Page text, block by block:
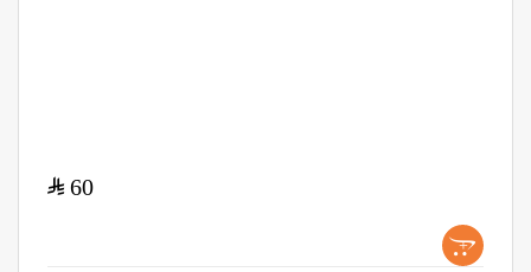
60
$
+